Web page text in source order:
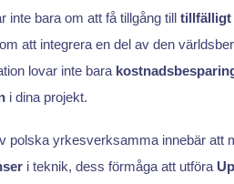
inte bara om att få tillgång till tillfälligt
att integrera en del av den
lovar inte bara
i dina projekt.
polska yrkesverksamma innebär att
i teknik, dess förmåga att utföra